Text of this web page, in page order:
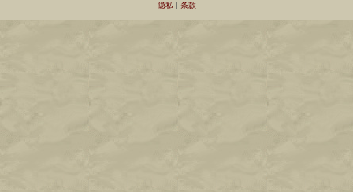
隐私| 条款